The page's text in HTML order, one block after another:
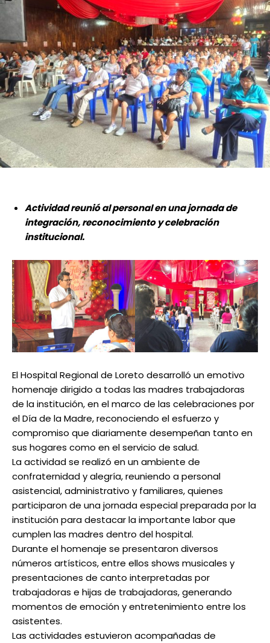
Actividad reunió al personal en una jornada de
integración, reconocimiento y celebración
institucional.
El Hospital Regional de Loreto desarrolló un emotivo
homenaje dirigido a todas las madres trabajadoras
de la institución, en el marco de las celebraciones por
el Día de la Madre, reconociendo el esfuerzo y
compromiso que diariamente desempeñan tanto en
sus hogares como en el servicio de salud.
La actividad se realizó en un ambiente de
confraternidad y alegría, reuniendo a personal
asistencial, administrativo y familiares, quienes
participaron de una jornada especial preparada por la
institución para destacar la importante labor que
cumplen las madres dentro del hospital.
Durante el homenaje se presentaron diversos
números artísticos, entre ellos shows musicales y
presentaciones de canto interpretadas por
trabajadoras e hijas de trabajadoras, generando
momentos de emoción y entretenimiento entre los
asistentes.
Las actividades estuvieron acompañadas de